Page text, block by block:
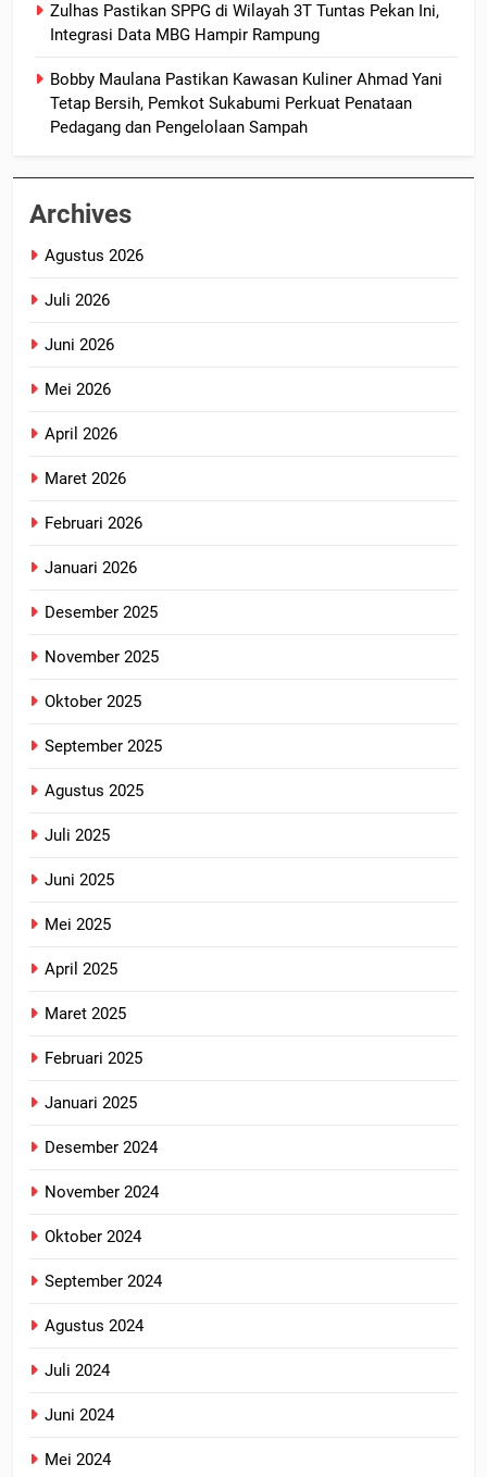
Zulhas Pastikan SPPG di Wilayah 3T Tuntas Pekan Ini,
Integrasi Data MBG Hampir Rampung
Bobby Maulana Pastikan Kawasan Kuliner Ahmad Yani
Tetap Bersih, Pemkot Sukabumi Perkuat Penataan
Pedagang dan Pengelolaan Sampah
Archives
Agustus 2026
Juli 2026
Juni 2026
Mei 2026
April 2026
Maret 2026
Februari 2026
Januari 2026
Desember 2025
November 2025
Oktober 2025
September 2025
Agustus 2025
Juli 2025
Juni 2025
Mei 2025
April 2025
Maret 2025
Februari 2025
Januari 2025
Desember 2024
November 2024
Oktober 2024
September 2024
Agustus 2024
Juli 2024
Juni 2024
Mei 2024